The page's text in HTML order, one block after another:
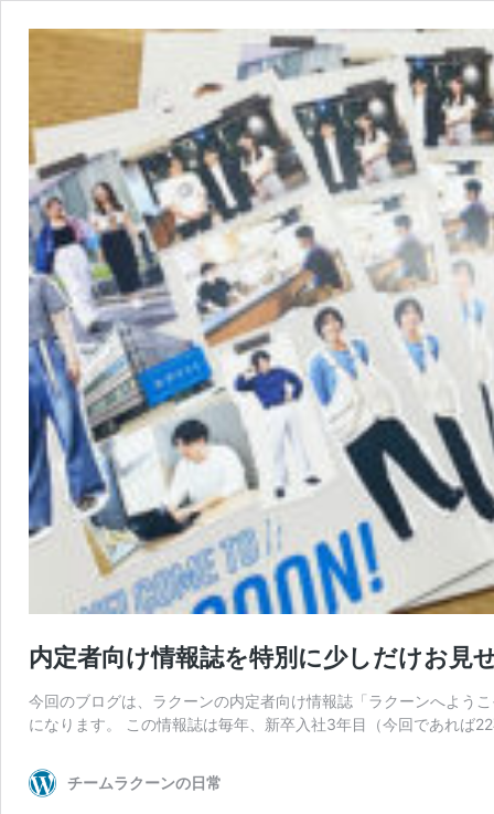
内定者向け情報誌を特別に少しだけお見
今回のブログは、ラクーンの内定者向け情報誌「ラクーンへよう
になります。 この情報誌は毎年、新卒入社3年目（今回であれば
チームラクーンの日常